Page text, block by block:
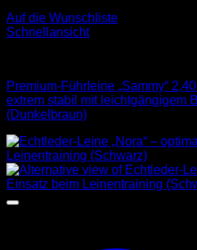
Auf die Wunschliste
Schnellansicht
Premium-Führleine „Sammy“
extrem stabil mit leichtgängigem
(Dunkelbraun)